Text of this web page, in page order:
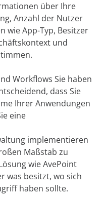
über Ihre
Anzahl der Nutzer
wie App-Typ, Besitzer
und
Workflows Sie haben
dass Sie
Ihrer Anwendungen
eine
implementieren
Maßstab zu
wie AvePoint
was besitzt, wo sich
haben sollte.